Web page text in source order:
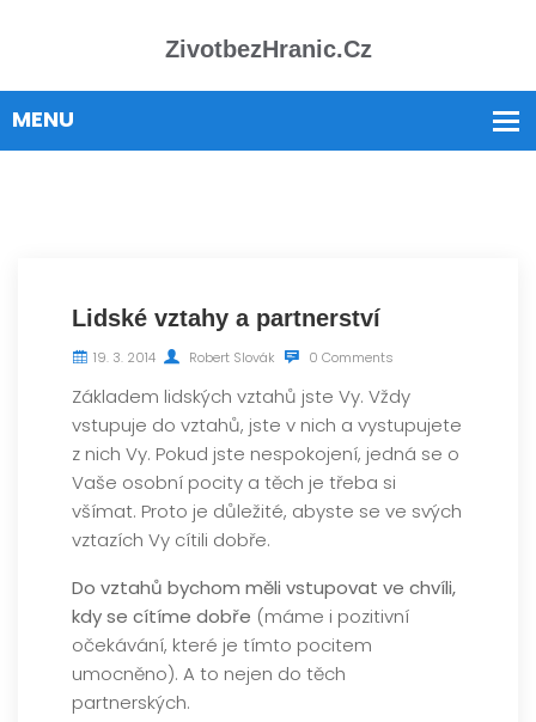
ZivotbezHranic.cz
Lidské vztahy a partnerství
19. 3. 2014 Robert Slovák 0 Comments
Základem lidských vztahů jste Vy. Vždy
vstupuje do vztahů, jste v nich a vystupujete
z nich Vy. Pokud jste nespokojení, jedná se o
Vaše osobní pocity a těch je třeba si
všímat. Proto je důležité, abyste se ve svých
vztazích Vy cítili dobře.
Do vztahů bychom měli vstupovat ve chvíli,
kdy se cítíme dobře (máme i pozitivní
očekávání, které je tímto pocitem
umocněno). A to nejen do těch
partnerských.